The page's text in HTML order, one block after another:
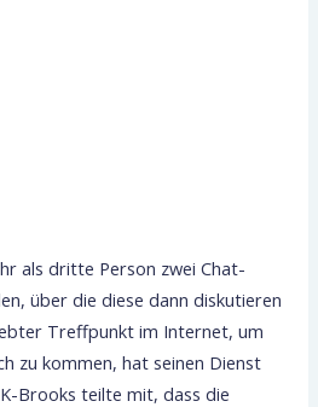
als dritte Person zwei Chat-
über die diese dann diskutieren
Treffpunkt im Internet, um
zu kommen, hat seinen Dienst
Brooks teilte mit, dass die